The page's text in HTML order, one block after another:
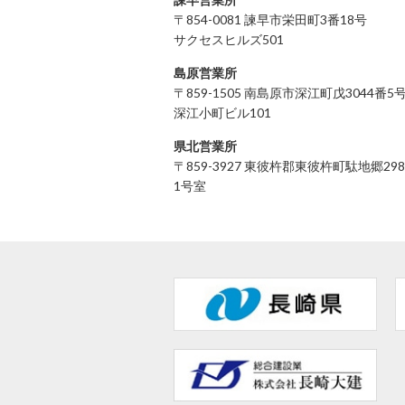
〒854-0081 諫早市栄田町3番18号
サクセスヒルズ501
島原営業所
〒859-1505 南島原市深江町戊3044番5
深江小町ビル101
県北営業所
〒859-3927 東彼杵郡東彼杵町駄地郷
1号室